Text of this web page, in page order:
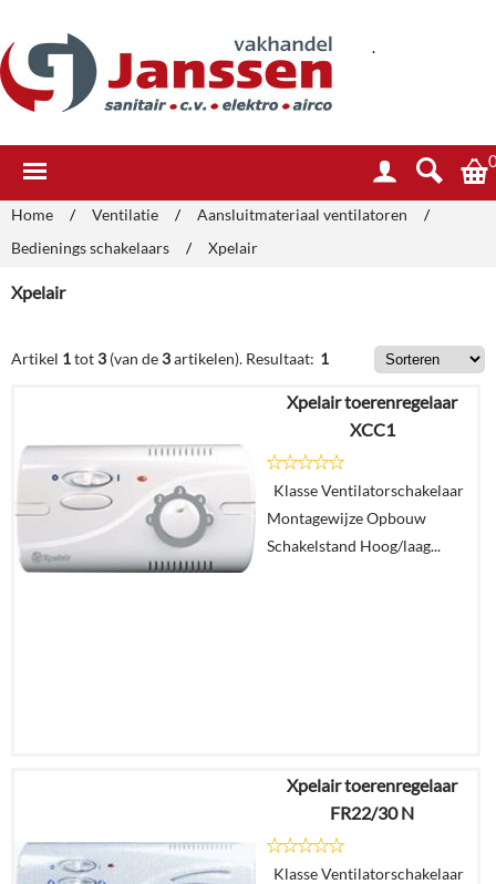
.
Home / Ventilatie / Aansluitmateriaal ventilatoren
/
Bedienings schakelaars
/ Xpelair
Xpelair
Artikel 1tot3 (van de3artikelen). Resultaat: 1
Xpelair toerenregelaar
XCC1
Klasse Ventilatorschakelaar
Montagewijze Opbouw
Schakelstand Hoog/laag...
€193,90
Xpelair toerenregelaar
FR22/30 N
Klasse Ventilatorschakelaar